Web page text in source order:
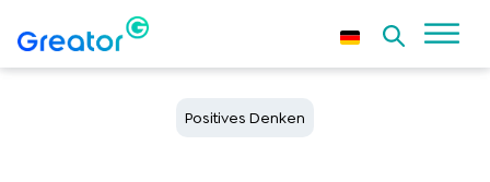
Positives Denken